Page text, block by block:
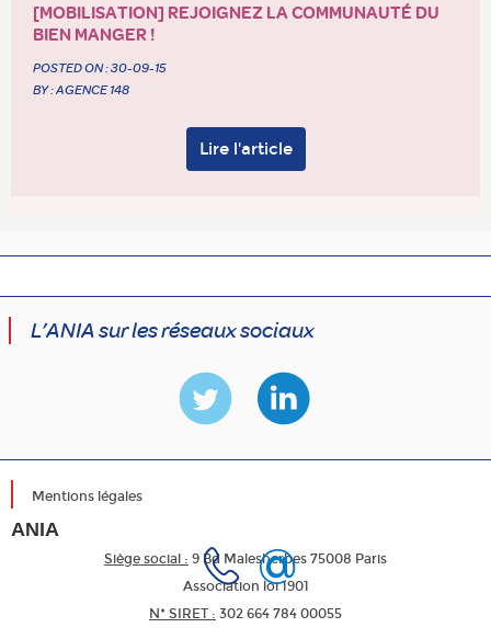
[MOBILISATION] REJOIGNEZ LA COMMUNAUTÉ DU
BIEN MANGER !
POSTED ON :30-09-15
BY : AGENCE 148
Lire l'article
L’ANIA sur les réseaux sociaux
Mentions légales
ANIA
Siège social : 9 Bd Malesherbes 75008 Paris
Association loi 1901
N* SIRET : 302 664 784 00055